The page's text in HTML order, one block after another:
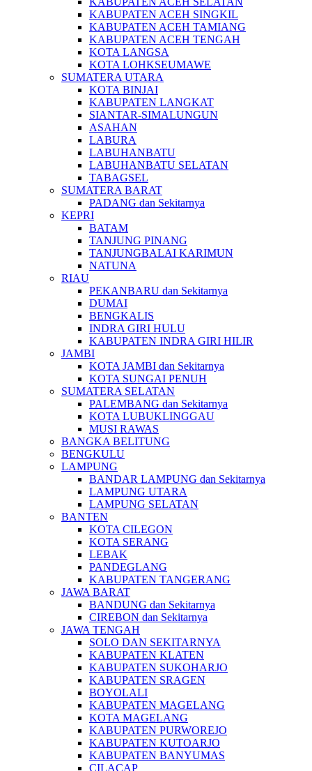
KABUPATEN ACEH SINGKIL
KABUPATEN ACEH TAMIANG
KABUPATEN ACEH TENGAH
KOTA LANGSA
KOTA LOHKSEUMAWE
SUMATERA UTARA
KOTA BINJAI
KABUPATEN LANGKAT
SIANTAR-SIMALUNGUN
ASAHAN
LABURA
LABUHANBATU
LABUHANBATU SELATAN
TABAGSEL
SUMATERA BARAT
PADANG dan Sekitarnya
KEPRI
BATAM
TANJUNG PINANG
TANJUNGBALAI KARIMUN
NATUNA
RIAU
PEKANBARU dan Sekitarnya
DUMAI
BENGKALIS
INDRA GIRI HULU
KABUPATEN INDRA GIRI HILIR
JAMBI
KOTA JAMBI dan Sekitarnya
KOTA SUNGAI PENUH
SUMATERA SELATAN
PALEMBANG dan Sekitarnya
KOTA LUBUKLINGGAU
MUSI RAWAS
BANGKA BELITUNG
BENGKULU
LAMPUNG
BANDAR LAMPUNG dan Sekitarnya
LAMPUNG UTARA
LAMPUNG SELATAN
BANTEN
KOTA CILEGON
KOTA SERANG
LEBAK
PANDEGLANG
KABUPATEN TANGERANG
JAWA BARAT
BANDUNG dan Sekitarnya
CIREBON dan Sekitarnya
JAWA TENGAH
SOLO DAN SEKITARNYA
KABUPATEN KLATEN
KABUPATEN SUKOHARJO
KABUPATEN SRAGEN
BOYOLALI
KABUPATEN MAGELANG
KOTA MAGELANG
KABUPATEN PURWOREJO
KABUPATEN KUTOARJO
KABUPATEN BANYUMAS
CILACAP